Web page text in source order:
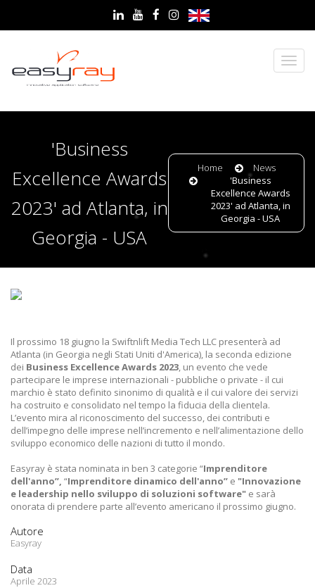
'Business
Excellence Awards
2023' ad Atlanta, in
Georgia - USA
Home
News
'Business
Excellence Awards
2023' ad Atlanta, in
Georgia - USA
Il prossimo 18 giugno la Swiftnlift Media Tech LLC presenterà ad
Atlanta (in Georgia negli Stati Uniti d'America), la seconda edizione
dei Business Excellence Awards 2023, un evento che vede
partecipare le imprese internazionali - pubbliche o private - il cui
marchio è stato definito sinonimo di qualità e il cui valore dei servizi
ha costruito e consolidato nel tempo la fiducia della clientela.
L’evento mira al riconoscimento del successo, dei contributi e
dell’impegno delle imprese nell’incremento e nell’alimentazione dello
sviluppo economico delle nazioni di tutto il mondo.
Easyray è stata nominata in ben 3 categorie “Imprenditore
dell'anno”, “Imprenditore dinamico dell'anno” e "Innovazione
e leadership nello sviluppo di soluzioni software" e sarà
onorata di prendere parte all’evento americano il prossimo giugno.
Autore
Easyray
Data
Aprile 2023